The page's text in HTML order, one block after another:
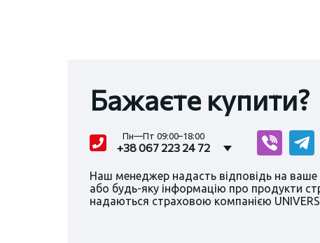
Бажаєте купити?
Пн—Пт 09:00–18:00
+38 067 223 24 72
Наш менеджер надасть відповідь на ваше
або будь-яку інформацію про продукти
надаються страховою компанією